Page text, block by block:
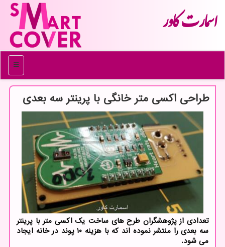
اسمارت كاور
منو
طراحی اكسی متر خانگی با پرینتر سه بعدی
تعدادی از پژوهشگران طرح های ساخت یک اکسی متر با پرینتر
سه بعدی را منتشر نموده اند که با هزینه ۱۰ پوند در خانه ایجاد
می شود.